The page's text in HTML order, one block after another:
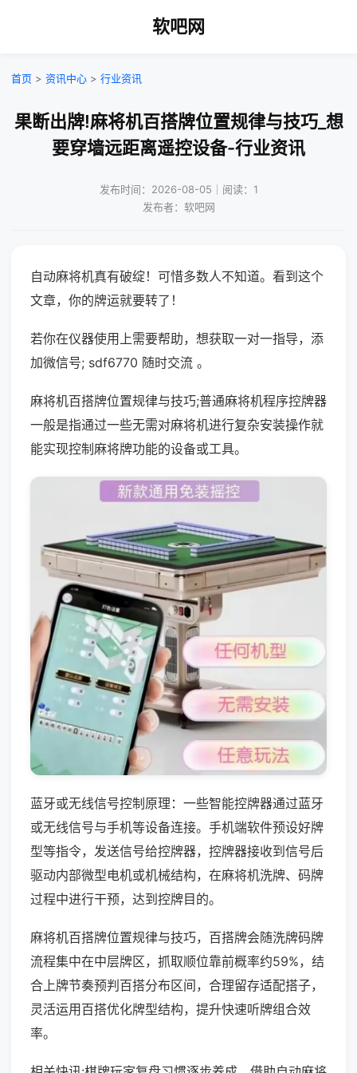
软吧网
首页 > 资讯中心 > 行业资讯
果断出牌!麻将机百搭牌位置规律与技巧_想
要穿墙远距离遥控设备-行业资讯
发布时间：2026-08-05｜阅读：1
发布者：软吧网
自动麻将机真有破绽！可惜多数人不知道。看到这个
文章，你的牌运就要转了！
若你在仪器使用上需要帮助，想获取一对一指导，添
加微信号; sdf6770 随时交流 。
麻将机百搭牌位置规律与技巧;普通麻将机程序控牌器
一般是指通过一些无需对麻将机进行复杂安装操作就
能实现控制麻将牌功能的设备或工具。
蓝牙或无线信号控制原理：一些智能控牌器通过蓝牙
或无线信号与手机等设备连接。手机端软件预设好牌
型等指令，发送信号给控牌器，控牌器接收到信号后
驱动内部微型电机或机械结构，在麻将机洗牌、码牌
过程中进行干预，达到控牌目的。
麻将机百搭牌位置规律与技巧，百搭牌会随洗牌码牌
流程集中在中层牌区，抓取顺位靠前概率约59%，结
合上牌节奏预判百搭分布区间，合理留存适配搭子，
灵活运用百搭优化牌型结构，提升快速听牌组合效
率。